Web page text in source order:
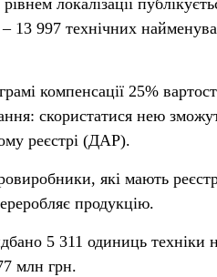
локалізації
13 997 технічних
компенсації 25%
скористатися нею
реєстрі (ДАР).
які мають
продукцію.
5 311 одиниць техніки
млн грн.